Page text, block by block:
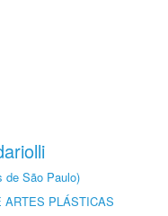
de São Paulo)
ARTES PLÁSTICAS